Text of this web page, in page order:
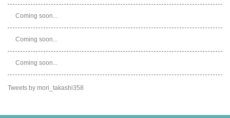
Coming soon...
Coming soon...
Coming soon...
Tweets by mori_takashi358